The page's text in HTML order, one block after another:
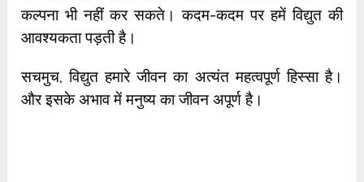
कल्पना भी नहीं कर सकते। कदम-कदम पर हमें विद्युत की
आवश्यकता पड़ती है।
सचमुच, विद्युत हमारे जीवन का अत्यंत महत्वपूर्ण हिस्सा है।
और इसके अभाव में मनुष्य का जीवन अपूर्ण है।